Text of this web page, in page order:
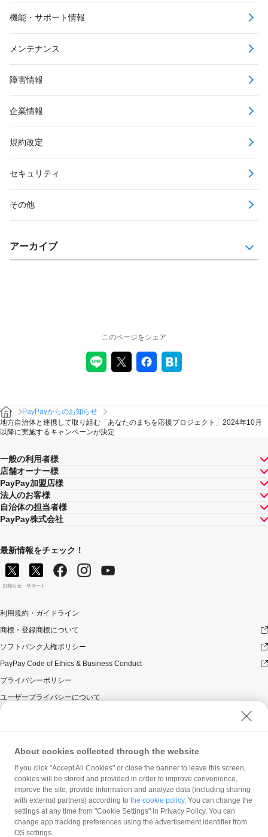
機能・サポート情報
メンテナンス
障害情報
企業情報
規約改定
セキュリティ
その他
アーカイブ
このページをシェア
PayPayからのお知らせ
地方自治体と連携して取り組む「あなたのまちを応援プロジェクト」2024年10月
以降に実施するキャンペーンが決定
一般の利用者様
店舗オーナー様
PayPay加盟店様
法人のお客様
自治体の担当者様
PayPay株式会社
最新情報をチェック！
お知らせ サポート
利用規約・ガイドライン
商標・登録商標について
ソフトバンク人権ポリシー
PayPay Code of Ethics & Business Conduct
プライバシーポリシー
ユーザープライバシーについて
ウェブサイト利用規約
反社会的勢力に対する方針
勧誘方針
マネロン等基本方針
カスタマーハラスメントに関する当社の考え方
About cookies collected through the website
If you click "Accept All Cookies" or close the banner to leave this screen,
cookies will be stored and provided in order to improve convenience,
improve the site, provide information and analyze data (including sharing
with external partners) according to the cookie policy. You can change the
settings at any time from "Cookie Settings" in Privacy Policy. You can
change app tracking preferences using the advertisement identifier from
OS settings.